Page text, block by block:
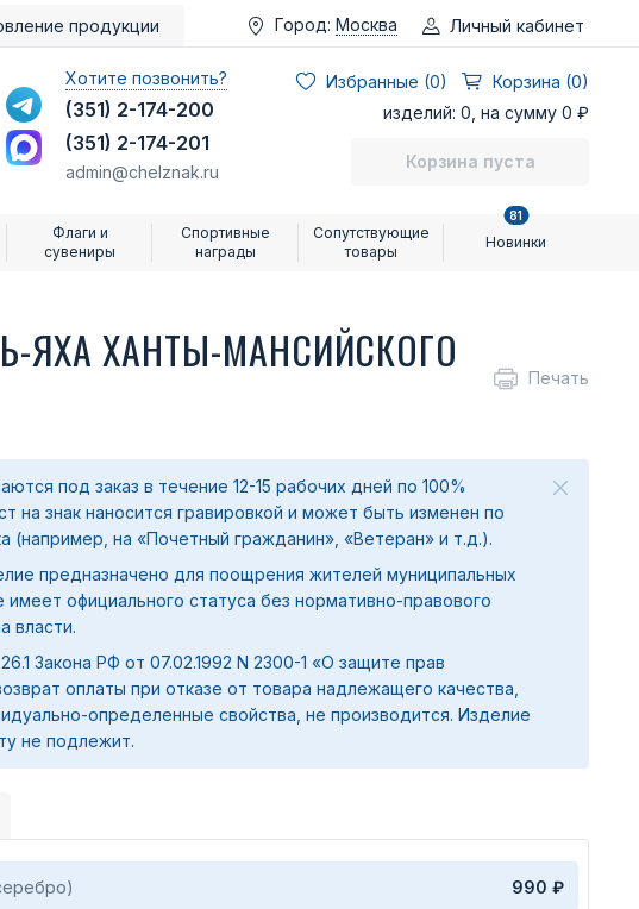
продукции Город: Москва Личный кабинет
Хотите позвонить?
(351) 2-174-200
(351) 2-174-201
admin@chelznak.ru
Избранные (0)
Корзина (0)
изделий: 0, на сумму 0 ₽
Корзина пуста
Флаги и
сувениры
Спортивные
награды
Сопутствующие
товары
Новинки
81
ЯХА ХАНТЫ-МАНСИЙСКОГО
Печать
под заказ в течение 12-15 рабочих дней по 100%
на знак наносится гравировкой и может быть изменен по
(например, на «Почетный гражданин», «Ветеран» и т.д.).
предназначено для поощрения жителей муниципальных
имеет официального статуса без нормативно-правового
власти.
Закона РФ от 07.02.1992 N 2300-1 «О защите прав
оплаты при отказе от товара надлежащего качества,
определенные свойства, не производится. Изделие
не подлежит.
990 ₽